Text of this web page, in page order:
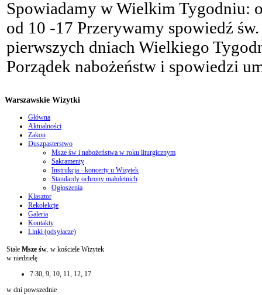
Spowiadamy w Wielkim Tygodniu:
od 10 -17 Przerywamy spowiedź
pierwszych dniach Wielkiego
Porządek nabożeństw i spowiedzi
Warszawskie Wizytki
Główna
Aktualności
Zakon
Duszpasterstwo
Msze św i nabożeństwa w roku liturgicznym
Sakramenty
Instrukcja - koncerty u Wizytek
Standardy ochrony małoletnich
Ogłoszenia
Klasztor
Rekolekcje
Galeria
Kontakty
Linki (odsyłacze)
Stałe Msze św. w kościele Wizytek
w niedzielę
7:30, 9, 10, 11, 12, 17
w dni powszednie